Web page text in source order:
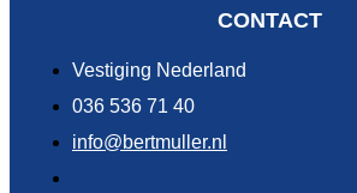
CONTACT
Vestiging Nederland
036 536 71 40
info@bertmuller.nl